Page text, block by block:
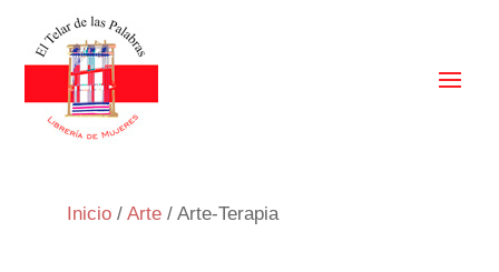
Inicio / Arte / Arte-Terapia